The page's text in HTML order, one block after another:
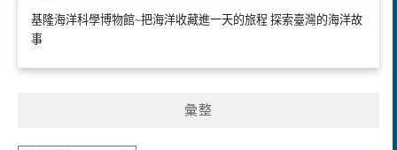
基隆海洋科學博物館~把海洋收藏進一天的旅程 探索臺灣的海洋故
事
彙整